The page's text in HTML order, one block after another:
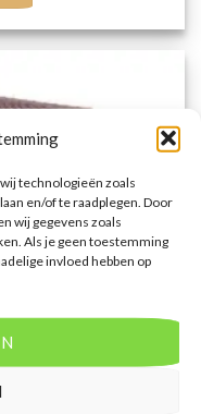
technologieën zoals
en/of te raadplegen. Door
wij gegevens zoals
Als je geen toestemming
invloed hebben op